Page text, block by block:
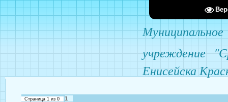
учреждение
Енисейска
Страница1 из0 1